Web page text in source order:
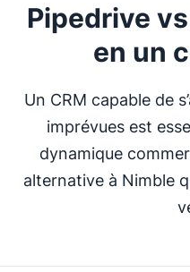
Pipedrive
en un
Un CRM capable de
imprévues est
dynamique
alternative à Nimble